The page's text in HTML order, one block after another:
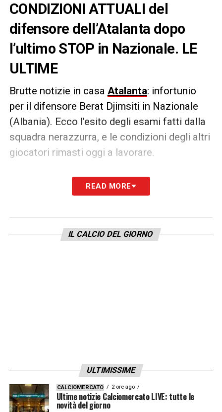
CONDIZIONI ATTUALI del
difensore dell’Atalanta dopo
l’ultimo STOP in Nazionale. LE
ULTIME
Brutte notizie in casa Atalanta: infortunio
per il difensore Berat Djimsiti in Nazionale
(Albania). Ecco l’esito degli esami fatti dalla
squadra nerazzurra, e le condizioni degli altri
giocatori rimasti oggi a lavorare.
Djimsiti ha riscontrato una lesione di primo
grado del quadricipite della coscia destra
terapie per Scalvini e Scamacca.
READ MORE
IL CALCIO DEL GIORNO
ULTIMISSIME
CALCIOMERCATO 2 ore ago
Ultime notizie Calciomercato LIVE: tutte le
novità del giorno